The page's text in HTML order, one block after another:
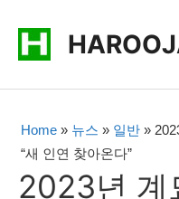
Home » 뉴스 » 일반 »
“새 인연 찾아온다”
2023년 계